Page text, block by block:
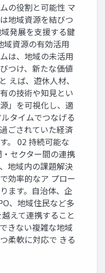
の役割と可能性 マ
地域資源を結びつ
発展を支援する鍵
域資源の有効活用
は、地域の未活用
つけ、新たな価値
えば、遊休人材、
の技術や知見とい
」を可視化し、適
タイムでつなげる
ごされていた経済
。 02 持続可能な
セクター間の連携
地域内の課題解決
効率的なア プロー
ます。自治体、企
、地域住民など多
えて連携すること
きない複雑な地域
柔軟に対応で きる